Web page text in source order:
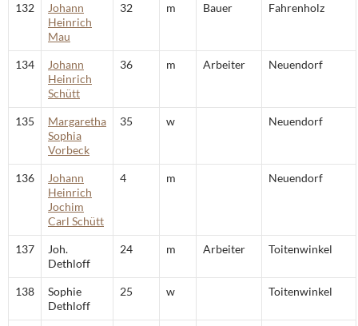
132
Johann
Heinrich
Mau
32 m Bauer Fahrenholz
134
Johann
Heinrich
Schütt
36 m Arbeiter Neuendorf
135
Margaretha
Sophia
Vorbeck
35 w Neuendorf
136
Johann
Heinrich
Jochim
Carl Schütt
4 m Neuendorf
137
Joh.
Dethloff
24 m Arbeiter Toitenwinkel
138
Sophie
Dethloff
25 w Toitenwinkel